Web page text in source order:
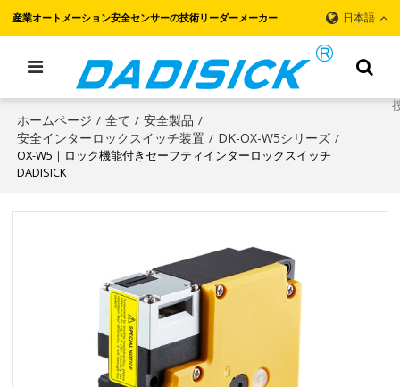
産業オートメーション安全センサーの技術リーダーメーカー 日本語
ホームページ / 全て / 安全製品 /
安全インターロックスイッチ装置 / DK-OX-W5シリーズ /
OX-W5｜ロック機能付きセーフティインターロックスイッチ｜
DADISICK